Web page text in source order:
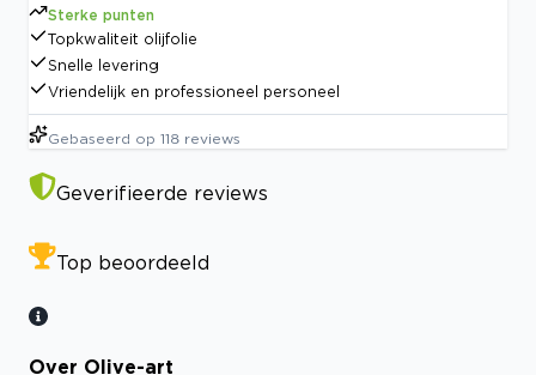
Sterke punten
Topkwaliteit olijfolie
Snelle levering
Vriendelijk en professioneel personeel
Gebaseerd op 118 reviews
Geverifieerde reviews
Top beoordeeld
Over Olive-art